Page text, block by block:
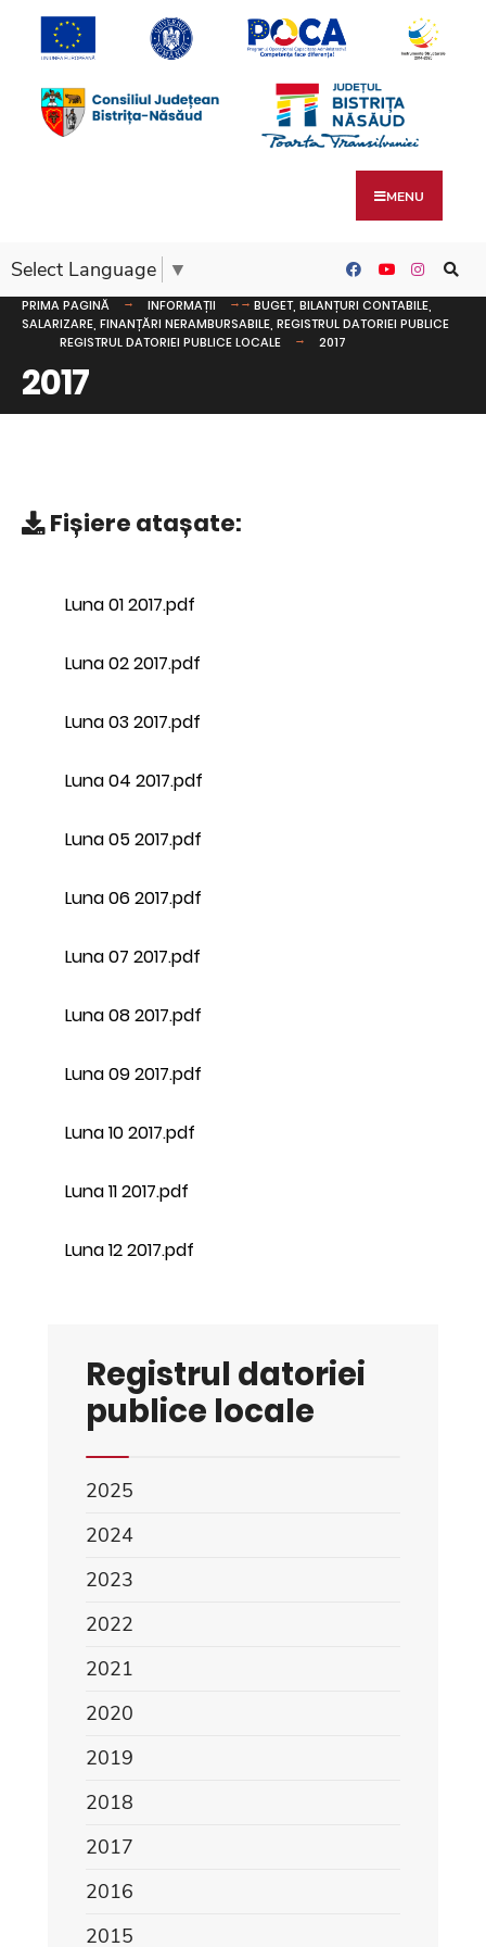
MENU
Select Language ▼
PRIMA PAGINĂ INFORMAȚII
BUGET, BILANȚURI CONTABILE,
SALARIZARE, FINANȚĂRI NERAMBURSABILE, REGISTRUL DATORIEI PUBLICE
REGISTRUL DATORIEI PUBLICE LOCALE
2017
2017
Fișiere atașate:
Luna 01 2017.pdf
Luna 02 2017.pdf
Luna 03 2017.pdf
Luna 04 2017.pdf
Luna 05 2017.pdf
Luna 06 2017.pdf
Luna 07 2017.pdf
Luna 08 2017.pdf
Luna 09 2017.pdf
Luna 10 2017.pdf
Luna 11 2017.pdf
Luna 12 2017.pdf
Registrul datoriei
publice locale
2025
2024
2023
2022
2021
2020
2019
2018
2017
2016
2015